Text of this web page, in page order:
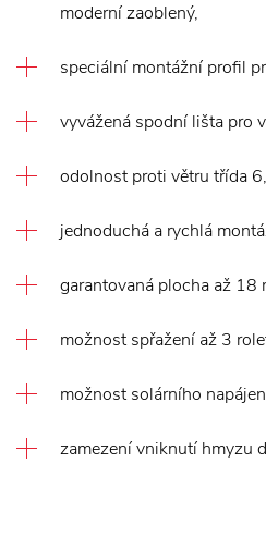
moderní zaoblený,
speciální montážní profil
vyvážená spodní lišta pro
odolnost proti větru třída 6,
jednoduchá a rychlá
garantovaná plocha až 18
možnost spřažení až 3
možnost solárního
zamezení vniknutí hmyzu